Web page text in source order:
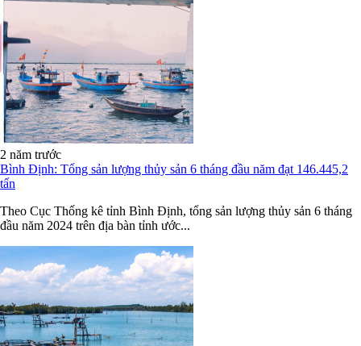
2 năm trước
Bình Định: Tổng sản lượng thủy sản 6 tháng đầu năm đạt 146.445,2
tấn
Theo Cục Thống kê tỉnh Bình Định, tổng sản lượng thủy sản 6 tháng
đầu năm 2024 trên địa bàn tỉnh ước...